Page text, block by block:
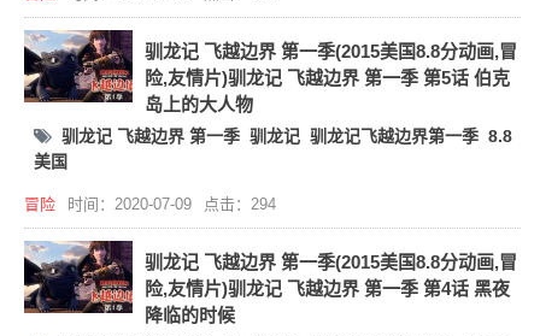
驯龙记 飞越边界 第一季(2015美国8.8分动画,冒
险,友情片)驯龙记 飞越边界 第一季 第5话 伯克
岛上的大人物
驯龙记 飞越边界 第一季 驯龙记 驯龙记飞越边界第一季 8.8
美国
冒险 时间：2020-07-09 点击：294
驯龙记 飞越边界 第一季(2015美国8.8分动画,冒
险,友情片)驯龙记 飞越边界 第一季 第4话 黑夜
降临的时候